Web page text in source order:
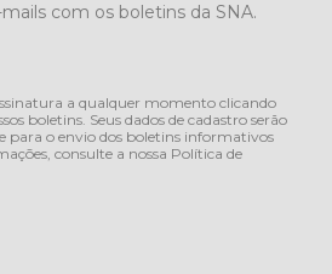
com os boletins da SNA.
a qualquer momento clicando
boletins. Seus dados de cadastro serão
para o envio dos boletins informativos
consulte a nossa Política de